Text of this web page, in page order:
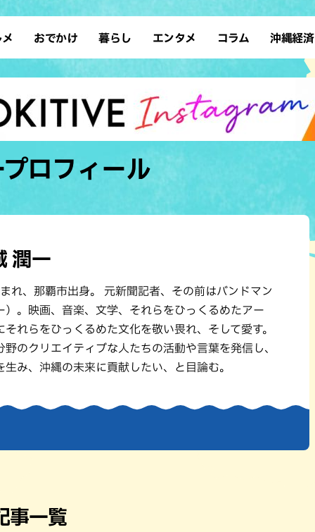
ン 沖縄そば
ウト カフェ
和食・日本料理
理 アジア・エスニック
洋料理 フレンチ
肉料理
イキング スイーツ
ガー タコス・タコライス
おでかけ
デート ドライブ
散歩 ソロ活
歴史
ショッピング ホテル
暮らし
レシピ SDGs
ファッション ローカルニュース
沖縄移住 沖縄旧暦行事
エンタメ
スポーツ 占い
タレント・芸人 テレビ
コラム 沖縄経済
ロフィール
潤一
れ、那覇市出身。 元新聞記者、その前はバンドマン
）。映画、音楽、文学、それらをひっくるめたアー
それらをひっくるめた文化を敬い畏れ、そして愛す。
野のクリエイティブな人たちの活動や言葉を発信し、
生み、沖縄の未来に貢献したい、と目論む。
事一覧